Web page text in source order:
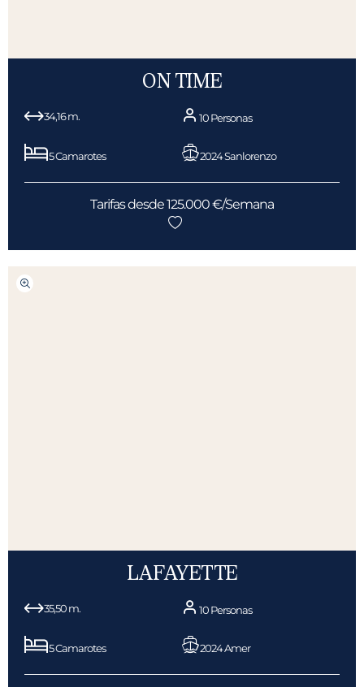
ON TIME
34,16 m. 10 Personas
5 Camarotes 2024 Sanlorenzo
Tarifas desde 125.000 €/Semana
LAFAYETTE
35,50 m. 10 Personas
5 Camarotes 2024 Amer